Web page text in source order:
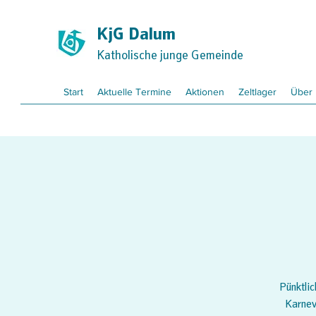
KjG Dalum
Katholische junge Gemeinde
Start Aktuelle Termine Aktionen Zeltlager Über